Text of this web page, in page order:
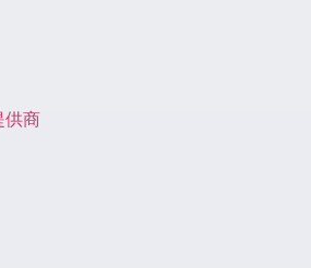
供商